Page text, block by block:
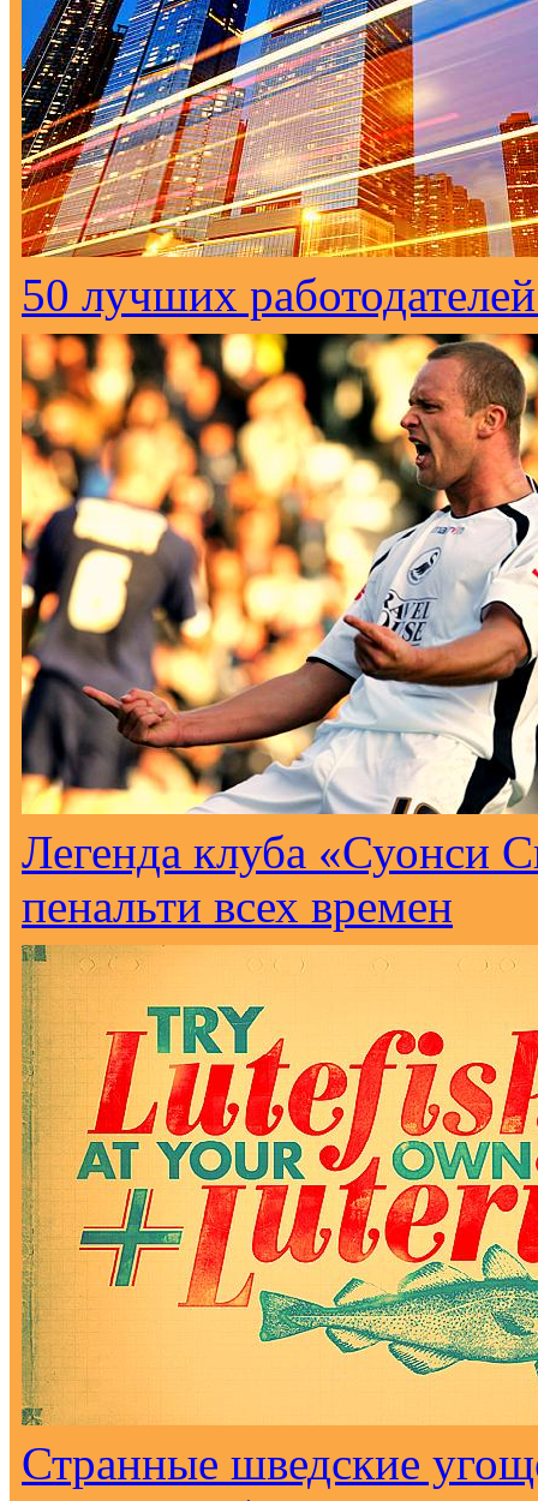
50 лучших
Легенда клуба «Суонси
пенальти всех времен
Странные шведские